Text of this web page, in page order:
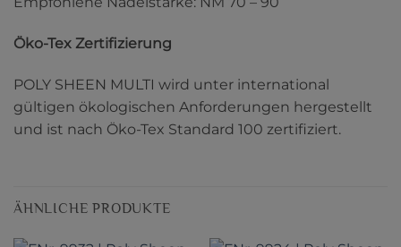
Öko-Tex Zertifizierung
POLY SHEEN MULTI wird unter international
gültigen ökologischen Anforderungen hergestellt
und ist nach Öko-Tex Standard 100 zertifiziert.
ÄHNLICHE PRODUKTE